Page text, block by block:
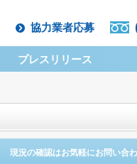
協力業者応募
プレスリリース
現況の確認はお気軽にお問い合わ